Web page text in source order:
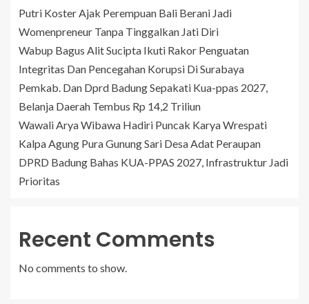
Putri Koster Ajak Perempuan Bali Berani Jadi
Womenpreneur Tanpa Tinggalkan Jati Diri
Wabup Bagus Alit Sucipta Ikuti Rakor Penguatan
Integritas Dan Pencegahan Korupsi Di Surabaya
Pemkab. Dan Dprd Badung Sepakati Kua-ppas 2027,
Belanja Daerah Tembus Rp 14,2 Triliun
Wawali Arya Wibawa Hadiri Puncak Karya Wrespati
Kalpa Agung Pura Gunung Sari Desa Adat Peraupan
DPRD Badung Bahas KUA-PPAS 2027, Infrastruktur Jadi
Prioritas
Recent Comments
No comments to show.